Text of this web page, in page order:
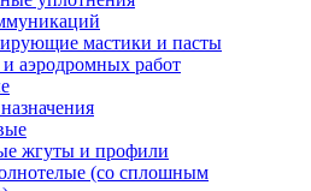
мастики и пасты
аэродромных работ
жгуты и профили
(со сплошным